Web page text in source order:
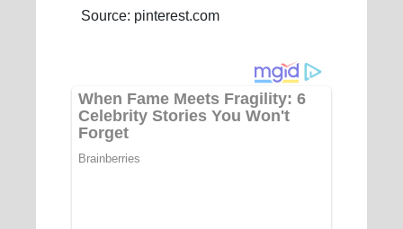
Source: pinterest.com